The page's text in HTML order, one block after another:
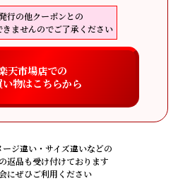
行の他クーポンとの
きませんのでご了承ください
天市場店での
い物はこちらから
ジ違い・サイズ違いなどの
返品も受け付けております
にぜひご利用ください